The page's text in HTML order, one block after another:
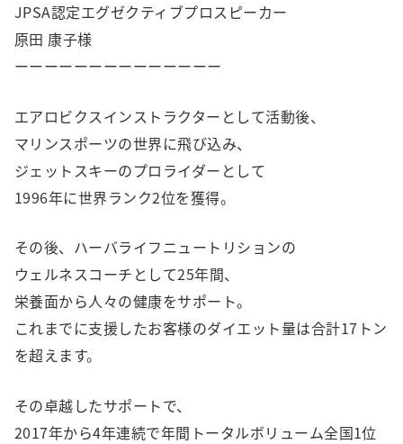
JPSA認定エグゼクティブプロスピーカー
原田 康子様
ーーーーーーーーーーーーーー
エアロビクスインストラクターとして活動後、
マリンスポーツの世界に飛び込み、
ジェットスキーのプロライダーとして
1996年に世界ランク2位を獲得。
その後、ハーバライフニュートリションの
ウェルネスコーチとして25年間、
栄養面から人々の健康をサポート。
これまでに支援したお客様のダイエット量は合計17トン
を超えます。
その卓越したサポートで、
2017年から4年連続で年間トータルボリューム全国1位